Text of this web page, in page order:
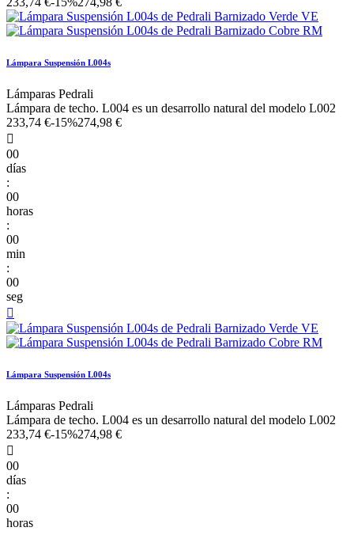
Lámpara Suspensión L004s
Lámparas Pedrali
Lámpara de techo. L004 es un desarrollo natural del modelo L002
233,74 €-15%274,98 €

00
días
:
00
horas
:
00
min
:
00
seg

Lámpara Suspensión L004s
Lámparas Pedrali
Lámpara de techo. L004 es un desarrollo natural del modelo L002
233,74 €-15%274,98 €

00
días
:
00
horas